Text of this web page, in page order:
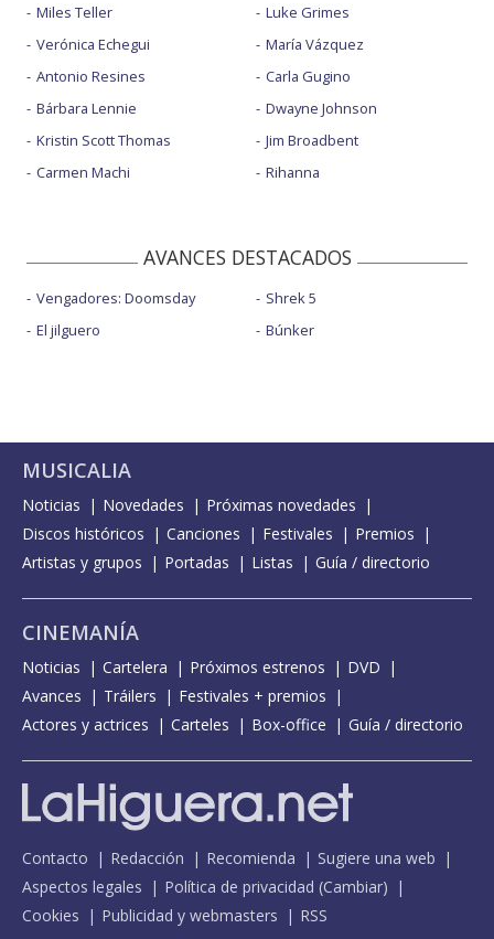
Miles Teller
Verónica Echegui
Antonio Resines
Bárbara Lennie
Kristin Scott Thomas
Carmen Machi
Luke Grimes
María Vázquez
Carla Gugino
Dwayne Johnson
Jim Broadbent
Rihanna
AVANCES DESTACADOS
Vengadores: Doomsday
El jilguero
Shrek 5
Búnker
MUSICALIA
Noticias Novedades
Próximas novedades
Discos históricos
Canciones Festivales
Premios
Artistas y grupos
Portadas Listas Guía / directorio
CINEMANÍA
Noticias Cartelera Próximos estrenos
DVD
Avances
Tráilers
Festivales + premios
Actores y actrices
Carteles Box-office Guía / directorio
Contacto Redacción Recomienda
Sugiere una web
Aspectos legales
Política de privacidad (Cambiar)
Cookies
Publicidad y webmasters RSS